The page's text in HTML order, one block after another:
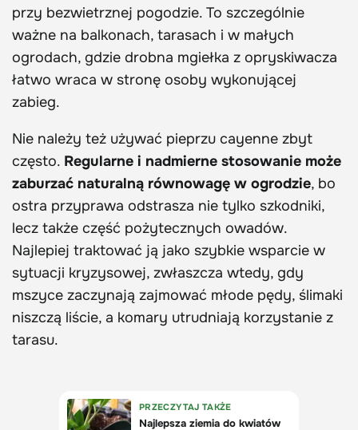
przy bezwietrznej pogodzie. To szczególnie
ważne na balkonach, tarasach i w małych
ogrodach, gdzie drobna mgiełka z opryskiwacza
łatwo wraca w stronę osoby wykonującej
zabieg.
Nie należy też używać pieprzu cayenne zbyt
często. Regularne i nadmierne stosowanie może
zaburzać naturalną równowagę w ogrodzie, bo
ostra przyprawa odstrasza nie tylko szkodniki,
lecz także część pożytecznych owadów.
Najlepiej traktować ją jako szybkie wsparcie w
sytuacji kryzysowej, zwłaszcza wtedy, gdy
mszyce zaczynają zajmować młode pędy, ślimaki
niszczą liście, a komary utrudniają korzystanie z
tarasu.